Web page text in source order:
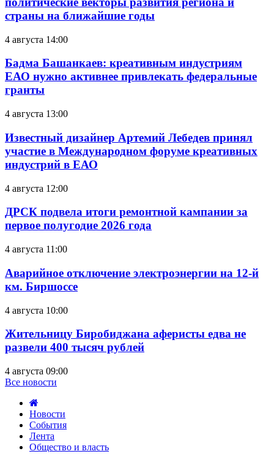
страны на ближайшие годы
4 августа 14:00
Бадма Башанкаев: креативным индустриям
ЕАО нужно активнее привлекать федеральные
гранты
4 августа 13:00
Известный дизайнер Артемий Лебедев принял
участие в Международном форуме креативных
индустрий в ЕАО
4 августа 12:00
ДРСК подвела итоги ремонтной кампании за
первое полугодие 2026 года
4 августа 11:00
Аварийное отключение электроэнергии на 12-й
км. Биршоссе
4 августа 10:00
Жительницу Биробиджана аферисты едва не
развели 400 тысяч рублей
4 августа 09:00
Все новости
Новости
События
Лента
Общество и власть